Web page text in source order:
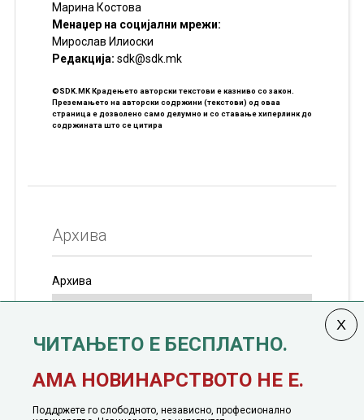
Марина Костова
Менаџер на социјални мрежи:
Мирослав Илиоски
Редакцијa: sdk@sdk.mk
©SDK.MK Крадењето авторски текстови е казниво со закон.
Преземањето на авторски содржини (текстови) од оваа
страница е дозволено само делумно и со ставање хиперлинк до
содржината што се цитира
Архива
Архива
јануари, 1991 година
ЧИТАЊЕТО Е БЕСПЛАТНО.
АМА НОВИНАРСТВОТО НЕ Е.
Поддржете го слободното, независно, професионално